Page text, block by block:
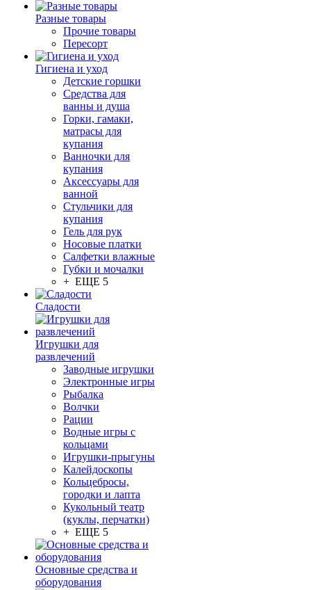
Разные товары
Прочие товары
Пересорт
Гигиена и уход
Детские горшки
Средства для
ванны и душа
Горки, гамаки,
матрасы для
купания
Ванночки для
купания
Аксессуары для
ванной
Стульчики для
купания
Гель для рук
Носовые платки
Салфетки влажные
Губки и мочалки
+ ЕЩЕ 5
Сладости
Игрушки для
развлечений
Заводные игрушки
Электронные игры
Рыбалка
Волчки
Рации
Водные игры с
кольцами
Игрушки-прыгуны
Калейдоскопы
Кольцебросы,
городки и лапта
Кукольный театр
(куклы, перчатки)
+ ЕЩЕ 5
Основные средства и
оборудования